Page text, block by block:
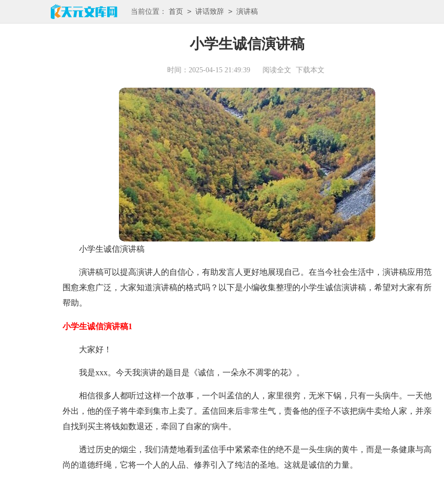
当前位置： 首页 > 讲话致辞 > 演讲稿
小学生诚信演讲稿
时间：2025-04-15 21:49:39 阅读全文 下载本文
小学生诚信演讲稿
演讲稿可以提高演讲人的自信心，有助发言人更好地展现自己。在当今社会生活中，演讲稿应用范
围愈来愈广泛，大家知道演讲稿的格式吗？以下是小编收集整理的小学生诚信演讲稿，希望对大家有所
帮助。
小学生诚信演讲稿1
大家好！
我是xxx。今天我演讲的题目是《诚信，一朵永不凋零的花》。
相信很多人都听过这样一个故事，一个叫孟信的人，家里很穷，无米下锅，只有一头病牛。一天他
外出，他的侄子将牛牵到集市上卖了。孟信回来后非常生气，责备他的侄子不该把病牛卖给人家，并亲
自找到买主将钱如数退还，牵回了自家的'病牛。
透过历史的烟尘，我们清楚地看到孟信手中紧紧牵住的绝不是一头生病的黄牛，而是一条健康与高
尚的道德纤绳，它将一个人的人品、修养引入了纯洁的圣地。这就是诚信的力量。